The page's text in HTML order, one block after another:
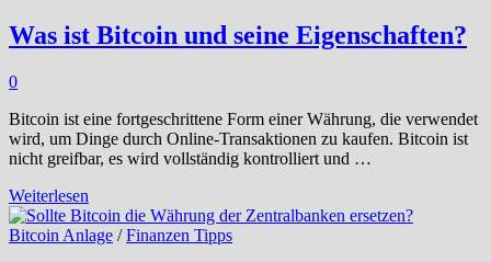
Was ist Bitcoin und seine Eigenschaften?
0
Bitcoin ist eine fortgeschrittene Form einer Währung, die verwendet
wird, um Dinge durch Online-Transaktionen zu kaufen. Bitcoin ist
nicht greifbar, es wird vollständig kontrolliert und …
Was
ist
Bitcoin
Weiterlesen
Bitcoin Anlage /Finanzen Tipps